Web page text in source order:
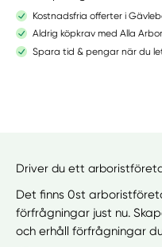
Kostnadsfria offerter i
Aldrig köpkrav med Alla
Spara tid & pengar när du
Driver du ett
Det finns 0st
förfrågningar just nu.
och erhåll förfrågningar